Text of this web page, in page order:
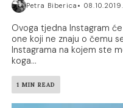
Petra Biberica 08.10.2019.
Ovoga tjedna Instagram
one koji ne znaju o čemu
Instagrama na kojem ste
koga...
1 MIN READ